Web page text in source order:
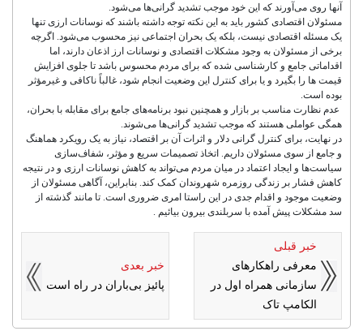
آنها روی می‌آورند که این خود موجب تشدید گرانی‌ها می‌شود.
مسئولان اقتصادی کشور باید به این نکته توجه داشته باشند که نوسانات ارزی تنها
یک مسئله اقتصادی نیست، بلکه یک بحران اجتماعی نیز محسوب می‌شود. اگرچه
برخی از مسئولان به وجود مشکلات اقتصادی و نوسانات ارز اذعان دارند، اما
اقداماتی جامع و کارشناسی شده که برای مردم محسوس باشد تا جلوی افزایش
قیمت ها را بگیرد و یا برای کنترل این وضعیت انجام ‌شود، غالباً ناکافی و غیرمؤثر
بوده است.
عدم نظارت مناسب بر بازار و همچنین نبود برنامه‌های جامع برای مقابله با بحران،
همگی عواملی هستند که موجب تشدید گرانی‌ها می‌شوند.
در نهایت، برای کنترل گرانی دلار و اثرات آن بر اقتصاد، نیاز به یک رویکرد هماهنگ
و جامع از سوی مسئولان داریم. اتخاذ تصمیمات سریع و مؤثر، شفاف‌سازی
سیاست‌ها و ایجاد اعتماد در میان مردم می‌تواند به کاهش نوسانات ارزی و در نتیجه
کاهش فشار بر زندگی روزمره شهروندان کمک کند. بنابراین، آگاهی مسئولان از
وضعیت موجود و اقدام جدی در این راستا امری ضروری است. تا مانند گذشته از
سد مشکلات پیش آمده با سربلندی بیرون بیائیم .
خبر قبلی
معرفی راهکارهای
سازمانی همراه اول در
الکامپ تاک
خبر بعدی
پائیز بی‌باران در راه است